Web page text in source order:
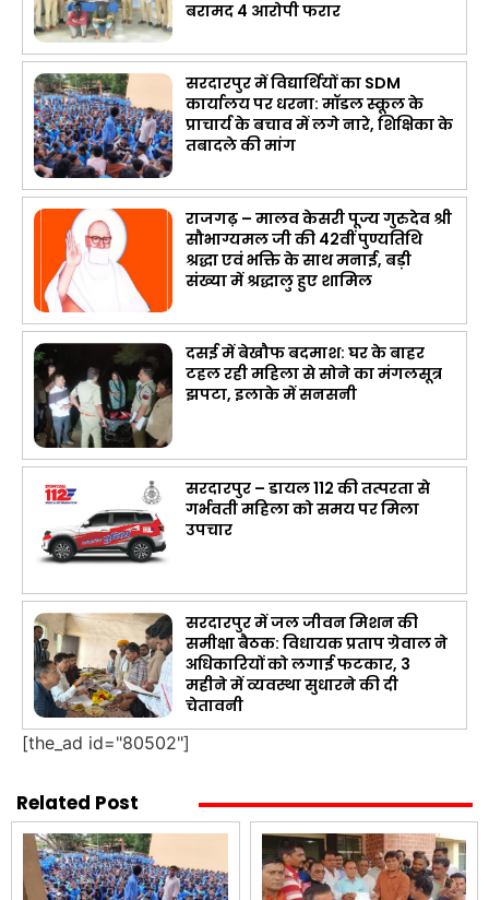
बरामद 4 आरोपी फरार
सरदारपुर में विद्यार्थियों का SDM
कार्यालय पर धरना: मॉडल स्कूल के
प्राचार्य के बचाव में लगे नारे, शिक्षिका के
तबादले की मांग
राजगढ़ – मालव केसरी पूज्य गुरुदेव श्री
सौभाग्यमल जी की 42वीं पुण्यतिथि
श्रद्धा एवं भक्ति के साथ मनाई, बड़ी
संख्या में श्रद्धालु हुए शामिल
दसई में बेखौफ बदमाश: घर के बाहर
टहल रही महिला से सोने का मंगलसूत्र
झपटा, इलाके में सनसनी
सरदारपुर – डायल 112 की तत्परता से
गर्भवती महिला को समय पर मिला
उपचार
सरदारपुर में जल जीवन मिशन की
समीक्षा बैठक: विधायक प्रताप ग्रेवाल ने
अधिकारियों को लगाई फटकार, 3
महीने में व्यवस्था सुधारने की दी
चेतावनी
[the_ad id="80502"]
Related Post